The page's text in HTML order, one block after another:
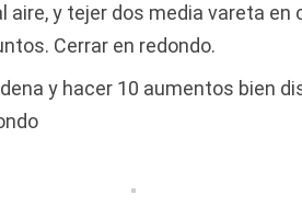
aire, y tejer dos media vareta en
Cerrar en redondo.
y hacer 10 aumentos bien